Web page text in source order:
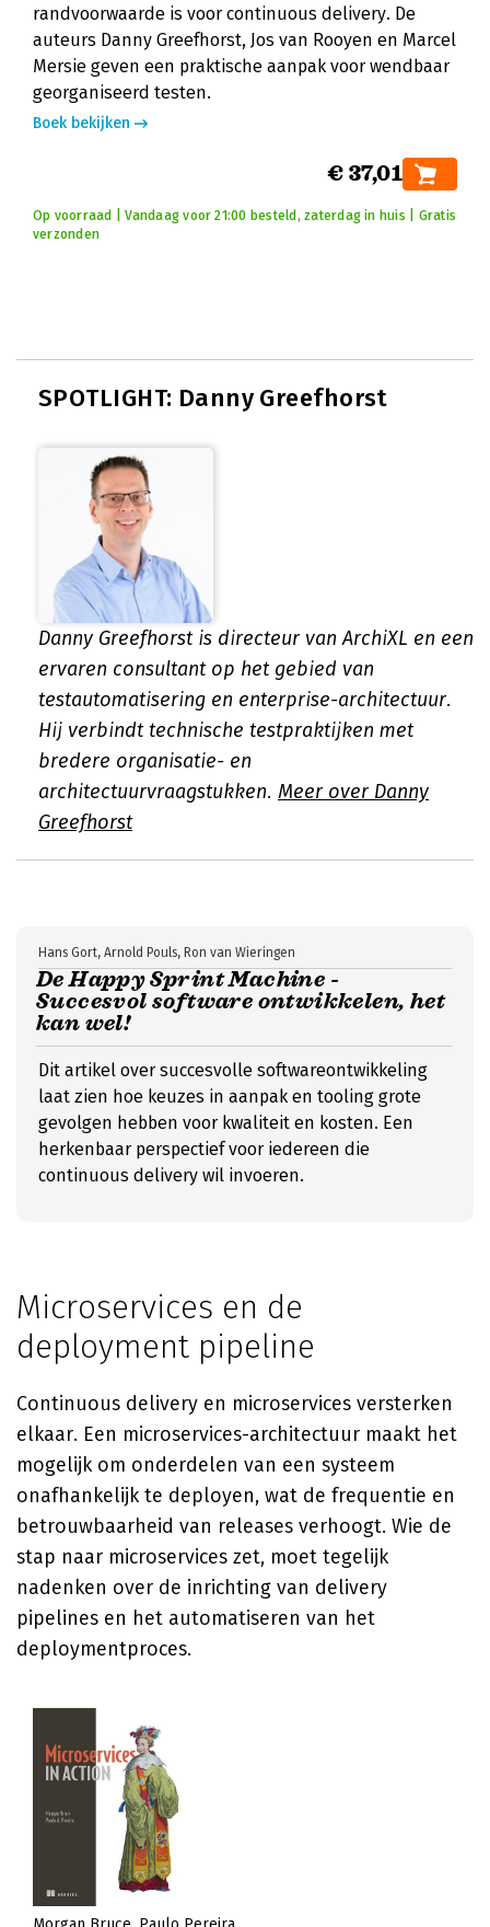
randvoorwaarde is voor continuous delivery. De
auteurs Danny Greefhorst, Jos van Rooyen en Marcel
Mersie geven een praktische aanpak voor wendbaar
georganiseerd testen.
Boek bekijken
€ 37,01
Op voorraad | Vandaag voor 21:00 besteld, zaterdag in huis | Gratis
verzonden
SPOTLIGHT: Danny Greefhorst
Danny Greefhorst is directeur van ArchiXL en een
ervaren consultant op het gebied van
testautomatisering en enterprise-architectuur.
Hij verbindt technische testpraktijken met
bredere organisatie- en
architectuurvraagstukken. Meer over Danny
Greefhorst
De Happy Sprint Machine -
Succesvol software ontwikkelen, het
kan wel!
Hans Gort, Arnold Pouls, Ron van Wieringen
Dit artikel over succesvolle softwareontwikkeling
laat zien hoe keuzes in aanpak en tooling grote
gevolgen hebben voor kwaliteit en kosten. Een
herkenbaar perspectief voor iedereen die
continuous delivery wil invoeren.
Microservices en de
deployment pipeline
Continuous delivery en microservices versterken
elkaar. Een microservices-architectuur maakt het
mogelijk om onderdelen van een systeem
onafhankelijk te deployen, wat de frequentie en
betrouwbaarheid van releases verhoogt. Wie de
stap naar microservices zet, moet tegelijk
nadenken over de inrichting van delivery
pipelines en het automatiseren van het
deploymentproces.